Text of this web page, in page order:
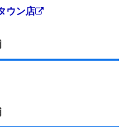
ウン店